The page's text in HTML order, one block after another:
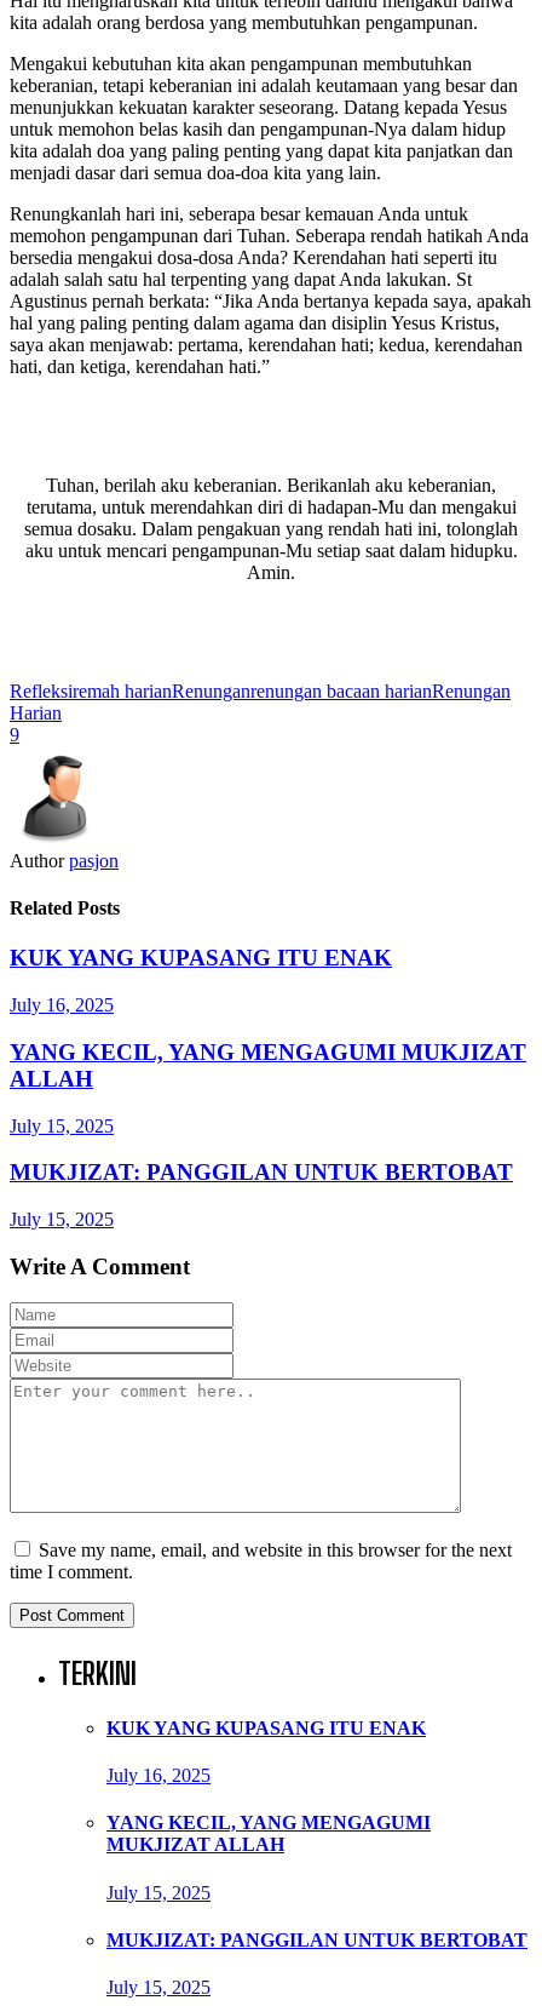
kita adalah orang berdosa yang membutuhkan pengampunan.
Mengakui kebutuhan kita akan pengampunan membutuhkan
keberanian, tetapi keberanian ini adalah keutamaan yang besar dan
menunjukkan kekuatan karakter seseorang. Datang kepada Yesus
untuk memohon belas kasih dan pengampunan-Nya dalam hidup
kita adalah doa yang paling penting yang dapat kita panjatkan dan
menjadi dasar dari semua doa-doa kita yang lain.
Renungkanlah hari ini, seberapa besar kemauan Anda untuk
memohon pengampunan dari Tuhan. Seberapa rendah hatikah Anda
bersedia mengakui dosa-dosa Anda? Kerendahan hati seperti itu
adalah salah satu hal terpenting yang dapat Anda lakukan. St
Agustinus pernah berkata: “Jika Anda bertanya kepada saya, apakah
hal yang paling penting dalam agama dan disiplin Yesus Kristus,
saya akan menjawab: pertama, kerendahan hati; kedua, kerendahan
hati, dan ketiga, kerendahan hati.”
Tuhan, berilah aku keberanian. Berikanlah aku keberanian,
terutama, untuk merendahkan diri di hadapan-Mu dan mengakui
semua dosaku. Dalam pengakuan yang rendah hati ini, tolonglah
aku untuk mencari pengampunan-Mu setiap saat dalam hidupku.
Amin.
Refleksiremah harianRenunganrenungan bacaan harianRenungan
Harian
9
Author pasjon
Related Posts
KUK YANG KUPASANG ITU ENAK
July 16, 2025
YANG KECIL, YANG MENGAGUMI MUKJIZAT
ALLAH
July 15, 2025
MUKJIZAT: PANGGILAN UNTUK BERTOBAT
July 15, 2025
Write A Comment
Save my name, email, and website in this browser for the next
time I comment.
TERKINI
KUK YANG KUPASANG ITU ENAK
July 16, 2025
YANG KECIL, YANG MENGAGUMI
MUKJIZAT ALLAH
July 15, 2025
MUKJIZAT: PANGGILAN UNTUK BERTOBAT
July 15, 2025